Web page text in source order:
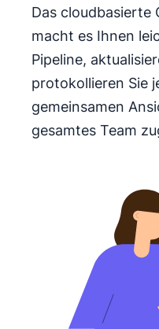
Das cloudbasierte
macht es Ihnen
Pipeline,
protokollieren Sie
gemeinsamen
gesamtes Team